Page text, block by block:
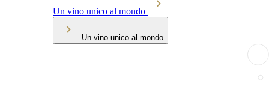
Un vino unico al mondo
Un vino unico al mondo